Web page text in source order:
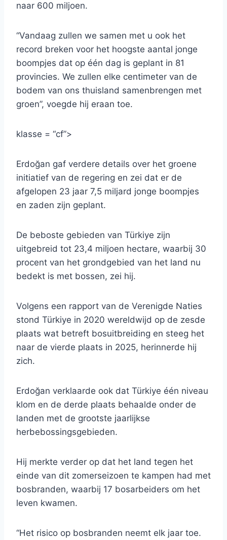
naar 600 miljoen.
“Vandaag zullen we samen met u ook het
record breken voor het hoogste aantal jonge
boompjes dat op één dag is geplant in 81
provincies. We zullen elke centimeter van de
bodem van ons thuisland samenbrengen met
groen”, voegde hij eraan toe.
klasse = “cf”>
Erdoğan gaf verdere details over het groene
initiatief van de regering en zei dat er de
afgelopen 23 jaar 7,5 miljard jonge boompjes
en zaden zijn geplant.
De beboste gebieden van Türkiye zijn
uitgebreid tot 23,4 miljoen hectare, waarbij 30
procent van het grondgebied van het land nu
bedekt is met bossen, zei hij.
Volgens een rapport van de Verenigde Naties
stond Türkiye in 2020 wereldwijd op de zesde
plaats wat betreft bosuitbreiding en steeg het
naar de vierde plaats in 2025, herinnerde hij
zich.
Erdoğan verklaarde ook dat Türkiye één niveau
klom en de derde plaats behaalde onder de
landen met de grootste jaarlijkse
herbebossingsgebieden.
Hij merkte verder op dat het land tegen het
einde van dit zomerseizoen te kampen had met
bosbranden, waarbij 17 bosarbeiders om het
leven kwamen.
“Het risico op bosbranden neemt elk jaar toe.